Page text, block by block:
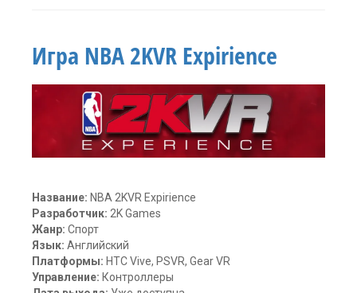
телефона
комментария
Игра NBA 2KVR Expirience
Название: NBA 2KVR Expirience
Разработчик: 2K Games
Жанр: Спорт
Язык: Английский
Платформы: HTC Vive, PSVR, Gear VR
Управление: Контроллеры